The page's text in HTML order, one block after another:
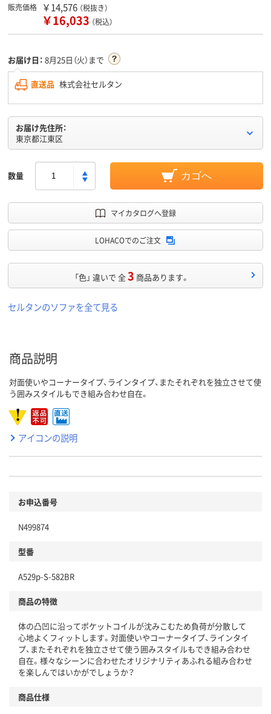
販売価格 ￥14,576 （税抜き）
￥16,033 （税込）
お届け日： 8月25日（火）まで
直送品 株式会社セルタン
お届け先住所：
東京都江東区
数量 カゴへ
マイカタログへ登録
LOHACOでのご注文
「色」 違いで 全3 商品あります。
セルタンのソファを全て見る
商品説明
対面使いやコーナータイプ、ラインタイプ、またそれぞれを独立させて使
う囲みスタイルもでき組み合わせ自在。
アイコンの説明
お申込番号
N499874
型番
A529p-S-582BR
商品の特徴
体の凸凹に沿ってポケットコイルが沈みこむため負荷が分散して
心地よくフィットします。対面使いやコーナータイプ、ラインタイ
プ、またそれぞれを独立させて使う囲みスタイルもでき組み合わせ
自在。様々なシーンに合わせたオリジナリティあふれる組み合わせ
を楽しんではいかがでしょうか？
商品仕様